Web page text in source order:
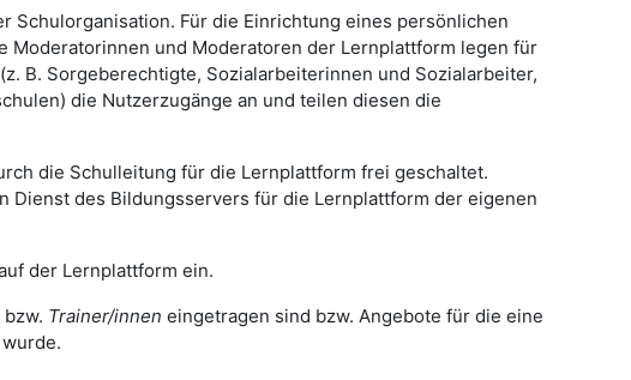
Für die Einrichtung eines persönlichen
Moderatorinnen und Moderatoren der Lernplattform legen für
B. Sorgeberechtigte, Sozialarbeiterinnen und Sozialarbeiter,
die Nutzerzugänge an und teilen diesen die
die Schulleitung für die Lernplattform frei geschaltet.
des Bildungsservers für die Lernplattform der eigenen
der Lernplattform ein.
bzw. Trainer/innen eingetragen sind bzw. Angebote für die eine